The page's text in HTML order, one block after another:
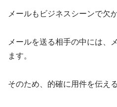
メールもビジネスシーンで欠
メールを送る相手の中には、
ます。
そのため、的確に用件を伝え